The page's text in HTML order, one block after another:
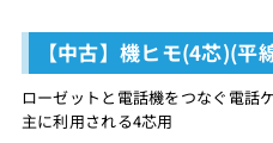
【中古】機ヒモ(4芯)(
ローゼットと電話機をつなぐ電
主に利用される4芯用